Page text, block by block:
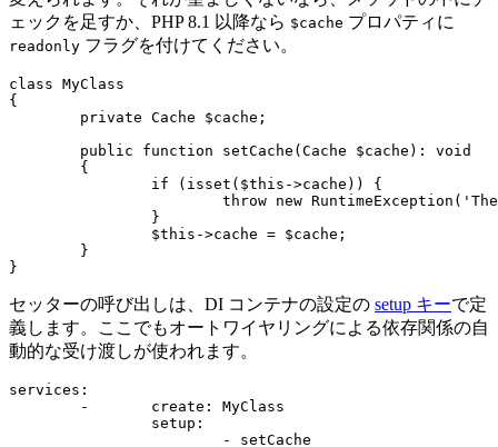
ェックを足すか、PHP 8.1 以降なら $cache プロパティに
readonly フラグを付けてください。
class MyClass
{
セッターの呼び出しは、DI コンテナの設定の setup キーで定
義します。ここでもオートワイヤリングによる依存関係の自
動的な受け渡しが使われます。
services: